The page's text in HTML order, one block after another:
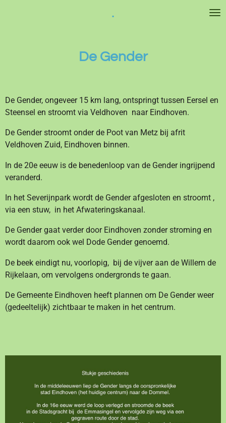
.
De Gender
De Gender, ongeveer 15 km lang, ontspringt tussen Eersel en
Steensel en stroomt via Veldhoven naar Eindhoven.
De Gender stroomt onder de Poot van Metz bij afrit
Veldhoven Zuid, Eindhoven binnen.
In de 20e eeuw is de benedenloop van de Gender ingrijpend
veranderd.
In het Severijnpark wordt de Gender afgesloten en stroomt ,
via een stuw, in het Afwateringskanaal.
De Gender gaat verder door Eindhoven zonder stroming en
wordt daarom ook wel Dode Gender genoemd.
De beek eindigt nu, voorlopig, bij de vijver aan de Willem de
Rijkelaan, om vervolgens ondergronds te gaan.
De Gemeente Eindhoven heeft plannen om De Gender weer
(gedeeltelijk) zichtbaar te maken in het centrum.